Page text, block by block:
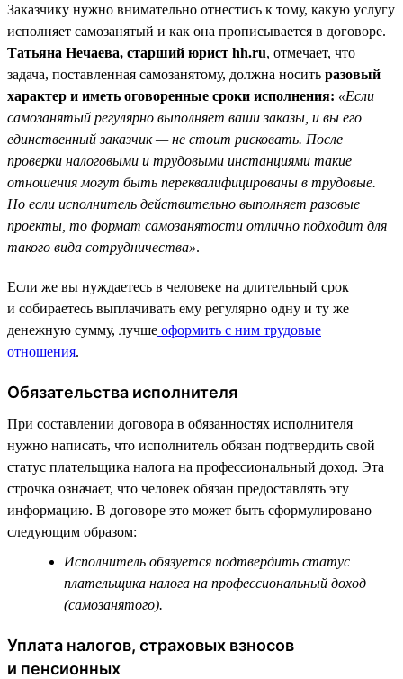
Заказчику нужно внимательно отнестись к тому, какую услугу
исполняет самозанятый и как она прописывается в договоре.
Татьяна Нечаева, старший юрист hh.ru, отмечает, что
задача, поставленная самозанятому, должна носить разовый
характер и иметь оговоренные сроки исполнения: «Если
самозанятый регулярно выполняет ваши заказы, и вы его
единственный заказчик — не стоит рисковать. После
проверки налоговыми и трудовыми инстанциями такие
отношения могут быть переквалифицированы в трудовые.
Но если исполнитель действительно выполняет разовые
проекты, то формат самозанятости отлично подходит для
такого вида сотрудничества».
Если же вы нуждаетесь в человеке на длительный срок
и собираетесь выплачивать ему регулярно одну и ту же
денежную сумму, лучше оформить с ним трудовые
отношения.
Обязательства исполнителя
При составлении договора в обязанностях исполнителя
нужно написать, что исполнитель обязан подтвердить свой
статус плательщика налога на профессиональный доход. Эта
строчка означает, что человек обязан предоставлять эту
информацию. В договоре это может быть сформулировано
следующим образом:
Исполнитель обязуется подтвердить статус
плательщика налога на профессиональный доход
(самозанятого).
Уплата налогов, страховых взносов
и пенсионных